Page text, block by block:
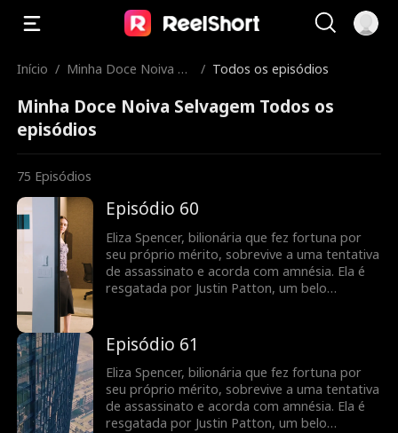
Início / Minha Doce Noiva Se
/ Todos os episódios
Minha Doce Noiva Selvagem Todos os
episódios
75 Episódios
Episódio 60
Eliza Spencer, bilionária que fez fortuna por
seu próprio mérito, sobrevive a uma tentativa
de assassinato e acorda com amnésia. Ela é
resgatada por Justin Patton, um belo
bilionário fingindo ser uma pessoa com
deficiência. Quando recupera a memória, ela
mantém sua identidade em segredo para
recuperar sua empresa das mãos de sua
família gananciosa e proteger Justin de seu
meio-irmão cruel e de sua madrasta.
Episódio 61
Eliza Spencer, bilionária que fez fortuna por
seu próprio mérito, sobrevive a uma tentativa
de assassinato e acorda com amnésia. Ela é
resgatada por Justin Patton, um belo